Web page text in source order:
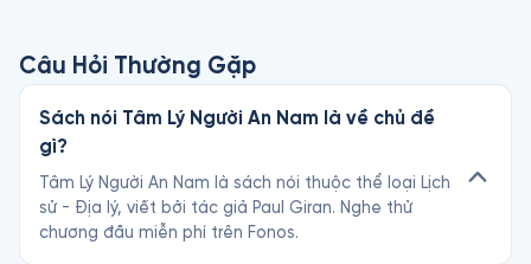
Câu Hỏi Thường Gặp
Sách nói Tâm Lý Người An Nam là về chủ đề
gì?
Tâm Lý Người An Nam là sách nói thuộc thể loại Lịch
sử - Địa lý, viết bởi tác giả Paul Giran. Nghe thử
chương đầu miễn phí trên Fonos.